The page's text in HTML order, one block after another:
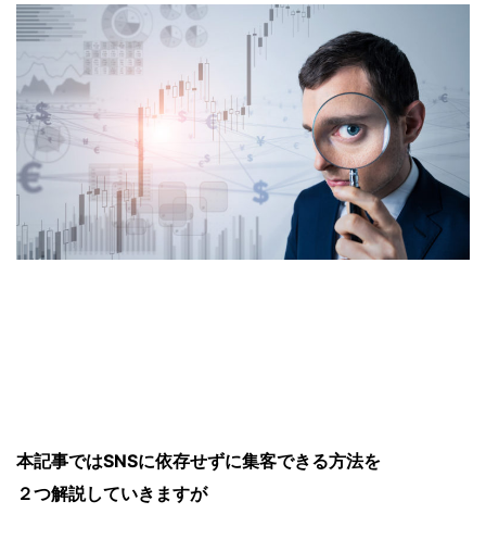
本記事ではSNSに依存せずに集客できる方法を
２つ解説していきますが